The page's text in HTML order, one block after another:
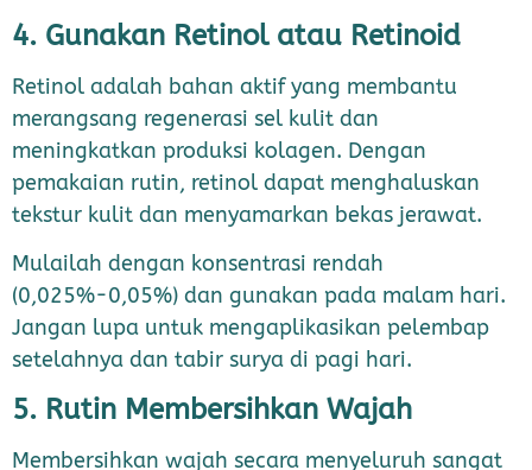
4. Gunakan Retinol atau Retinoid
Retinol adalah bahan aktif yang membantu
merangsang regenerasi sel kulit dan
meningkatkan produksi kolagen. Dengan
pemakaian rutin, retinol dapat menghaluskan
tekstur kulit dan menyamarkan bekas jerawat.
Mulailah dengan konsentrasi rendah
(0,025%-0,05%) dan gunakan pada malam hari.
Jangan lupa untuk mengaplikasikan pelembap
setelahnya dan tabir surya di pagi hari.
5. Rutin Membersihkan Wajah
Membersihkan wajah secara menyeluruh sangat